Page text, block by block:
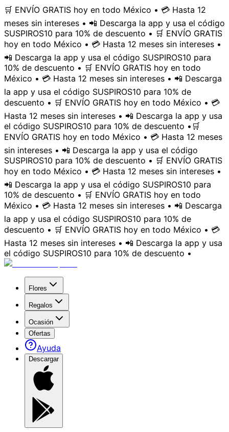
🛒 ENVÍO GRATIS hoy en todo México • 💳 Hasta 12
meses sin intereses • 📲 Descarga la app y usa el código
SUSPIROS10 para 10% de descuento • 🛒 ENVÍO GRATIS
hoy en todo México • 💳 Hasta 12 meses sin intereses •
📲 Descarga la app y usa el código SUSPIROS10 para
10% de descuento • 🛒 ENVÍO GRATIS hoy en todo
México • 💳 Hasta 12 meses sin intereses • 📲 Descarga
la app y usa el código SUSPIROS10 para 10% de
descuento • 🛒 ENVÍO GRATIS hoy en todo México • 💳
Hasta 12 meses sin intereses • 📲 Descarga la app y usa
el código SUSPIROS10 para 10% de descuento • 🛒
ENVÍO GRATIS hoy en todo México • 💳 Hasta 12 meses
sin intereses • 📲 Descarga la app y usa el código
SUSPIROS10 para 10% de descuento • 🛒 ENVÍO GRATIS
hoy en todo México • 💳 Hasta 12 meses sin intereses •
📲 Descarga la app y usa el código SUSPIROS10 para
10% de descuento • 🛒 ENVÍO GRATIS hoy en todo
México • 💳 Hasta 12 meses sin intereses • 📲 Descarga
la app y usa el código SUSPIROS10 para 10% de
descuento • 🛒 ENVÍO GRATIS hoy en todo México • 💳
Hasta 12 meses sin intereses • 📲 Descarga la app y usa
el código SUSPIROS10 para 10% de descuento •
Flores
Regalos
Ocasión
Ofertas
Ayuda
Descargar